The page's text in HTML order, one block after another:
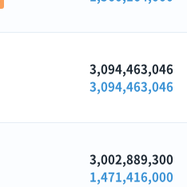
3,094,463,046
3,094,463,046
3,002,889,300
1,471,416,000